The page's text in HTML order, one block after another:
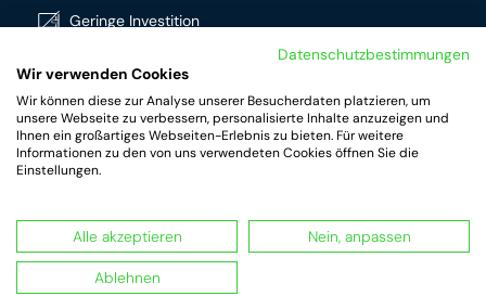
Geringe Investition
Breites Sortiment
Hochwertige Produkte
RotomRent Copyright 2024. Datenschutz | Impressum
Datenschutzbestimmungen
Wir verwenden Cookies
Wir können diese zur Analyse unserer Besucherdaten platzieren, um
unsere Webseite zu verbessern, personalisierte Inhalte anzuzeigen und
Ihnen ein großartiges Webseiten-Erlebnis zu bieten. Für weitere
Informationen zu den von uns verwendeten Cookies öffnen Sie die
Einstellungen.
Alle akzeptieren Nein, anpassen
Ablehnen